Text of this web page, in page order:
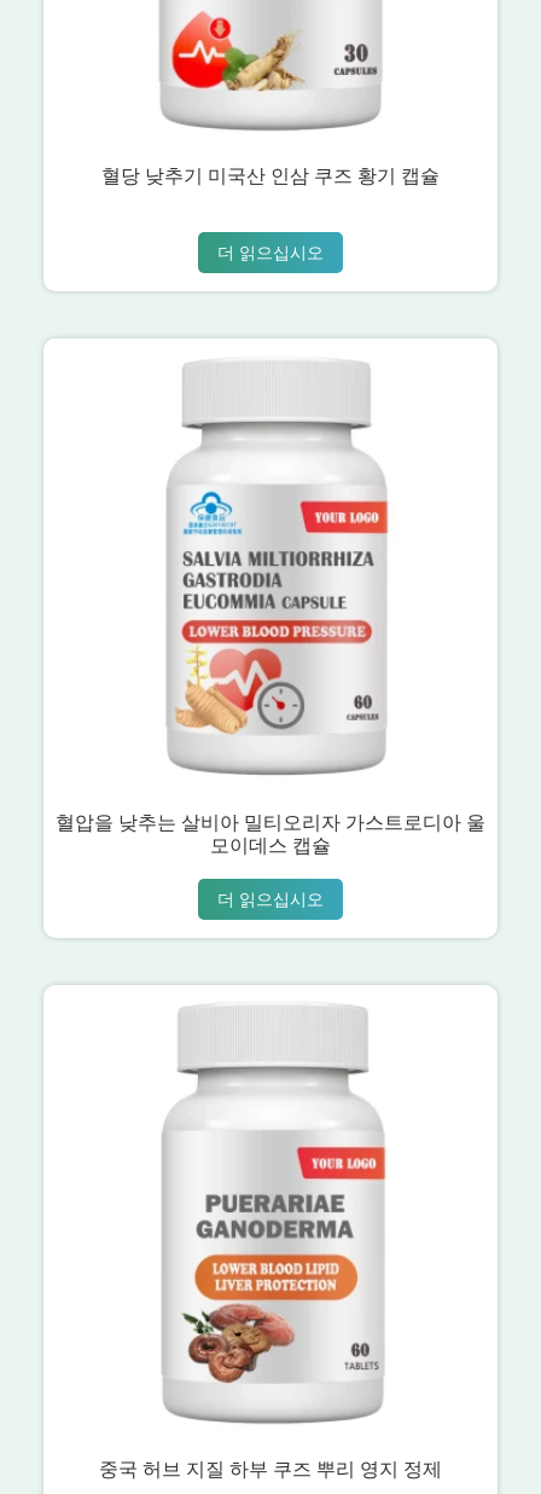
혈당 낮추기 미국산 인삼 쿠즈 황기 캡슐
더 읽으십시오
혈압을 낮추는 살비아 밀티오리자 가스트로디아 울
모이데스 캡슐
더 읽으십시오
중국 허브 지질 하부 쿠즈 뿌리 영지 정제